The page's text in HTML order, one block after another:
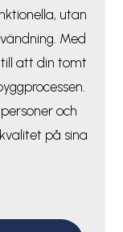
utan
Med
att din tomt
och
på sina